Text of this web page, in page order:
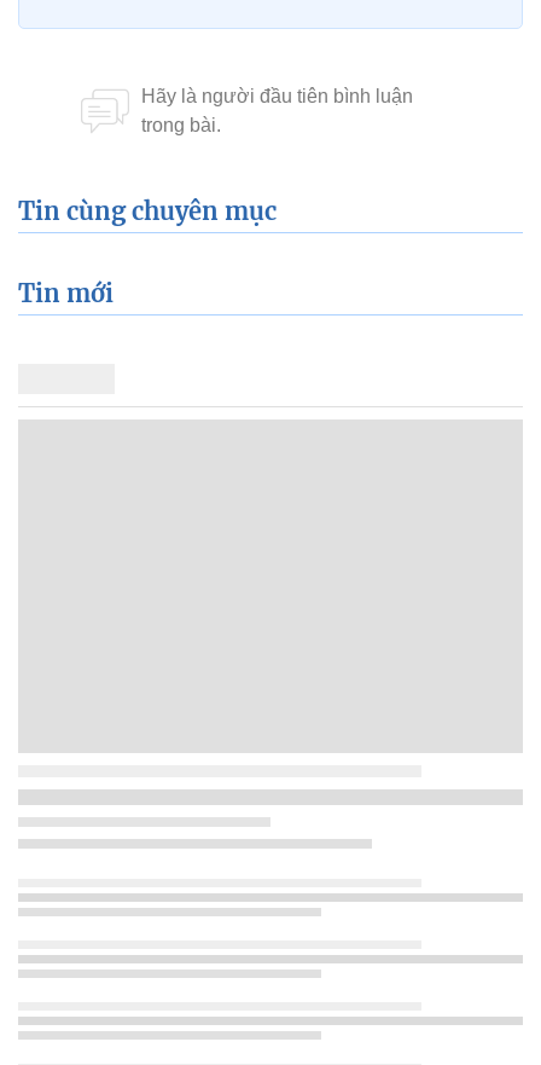
Tin cùng chuyên mục
Tin mới